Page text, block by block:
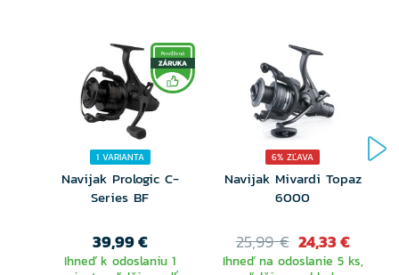
1 VARIANTA
Navijak Prologic C-
Series BF
39,99 €
Ihneď k odoslaniu 1
6% ZĽAVA
Navijak Mivardi Topaz
6000
25,99 € 24,33 €
Ihneď na odoslanie 5 ks,